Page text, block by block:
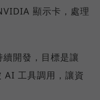
顯示卡，處理
開發，目標是讓
AI 工具調用，讓資